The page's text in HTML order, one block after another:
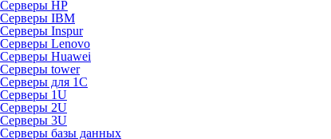
Серверы HP
Серверы IBM
Серверы Inspur
Серверы Lenovo
Серверы Huawei
Серверы tower
Серверы для 1C
Серверы 1U
Серверы 2U
Серверы 3U
Серверы базы данных